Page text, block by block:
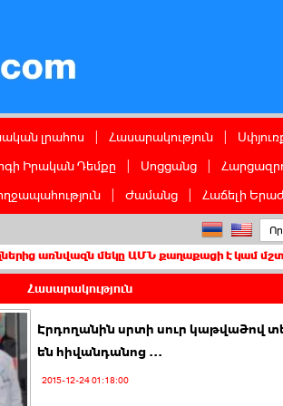
լրահոս Հասարակություն
Իրական Դեմքը Սոցցանց
Ժամանց Հաճելի
մեկը ԱՄՆ քաղաքացի է կամ մշտական
Հասարակություն
Էրդողանին սրտի սուր կաթվածով
են հիվանդանոց ...
2015-12-24 01:18:00